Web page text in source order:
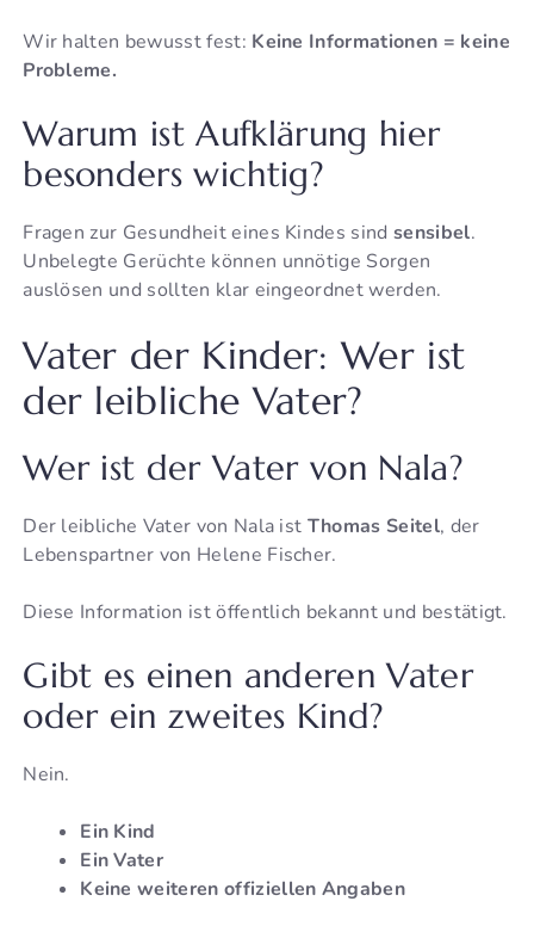
Wir halten bewusst fest: Keine Informationen = keine
Probleme.
Warum ist Aufklärung hier
besonders wichtig?
Fragen zur Gesundheit eines Kindes sind sensibel.
Unbelegte Gerüchte können unnötige Sorgen
auslösen und sollten klar eingeordnet werden.
Vater der Kinder: Wer ist
der leibliche Vater?
Wer ist der Vater von Nala?
Der leibliche Vater von Nala ist Thomas Seitel, der
Lebenspartner von Helene Fischer.
Diese Information ist öffentlich bekannt und bestätigt.
Gibt es einen anderen Vater
oder ein zweites Kind?
Nein.
Ein Kind
Ein Vater
Keine weiteren offiziellen Angaben